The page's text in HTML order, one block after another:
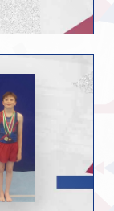
szerezte
felkészítő
Szilárd